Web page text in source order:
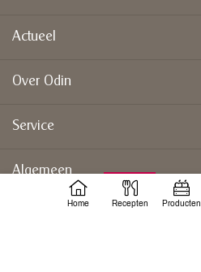
Actueel
Over Odin
Service
Algemeen
Home Recepten Producten